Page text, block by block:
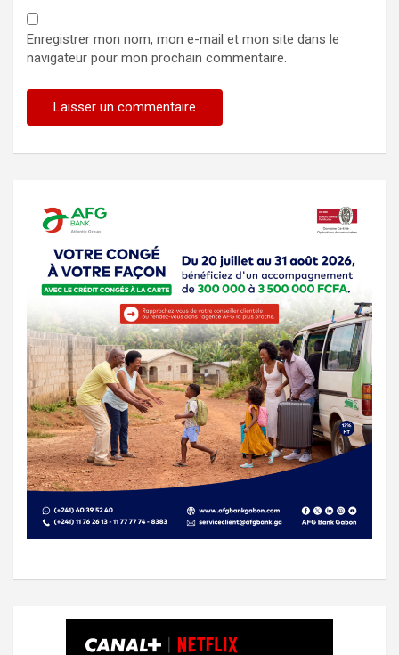
Enregistrer mon nom, mon e-mail et mon site dans le
navigateur pour mon prochain commentaire.